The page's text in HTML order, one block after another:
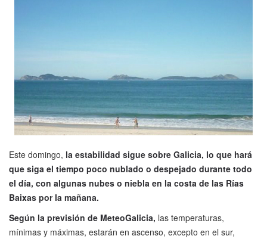
Este domingo, la estabilidad sigue sobre Galicia, lo que hará
que siga el tiempo poco nublado o despejado durante todo
el día, con algunas nubes o niebla en la costa de las Rías
Baixas por la mañana.
Según la previsión de MeteoGalicia, las temperaturas,
mínimas y máximas, estarán en ascenso, excepto en el sur,